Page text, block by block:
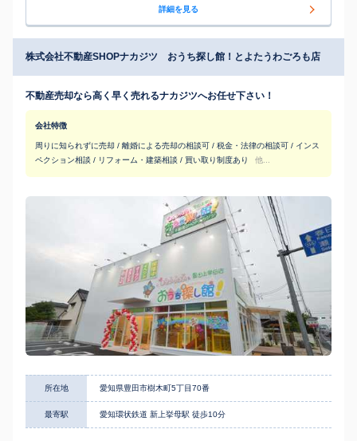
詳細を見る
株式会社不動産SHOPナカジツ おうち探し館！とよたうわごろも店
不動産売却なら高く早く売れるナカジツへお任せ下さい！
会社特徴
周りに知られずに売却 / 離婚による売却の相談可 / 税金・法律の相談可 / インス
ペクション相談 / リフォーム・建築相談 / 買い取り制度あり
他...
所在地 愛知県豊田市樹木町5丁目70番
最寄駅 愛知環状鉄道 新上挙母駅 徒歩10分